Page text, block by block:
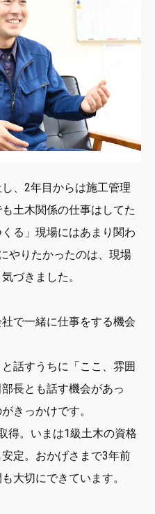
、2年目からは施工管理
土木関係の仕事はしてた
る」現場にはあまり関わ
やりたかったのは、現場
づきました。
で一緒に仕事をする機会
話すうちに「ここ、雰囲
長とも話す機会があっ
きっかけです。
得。いまは1級土木の資格
定。おかげさまで3年前
大切にできています。